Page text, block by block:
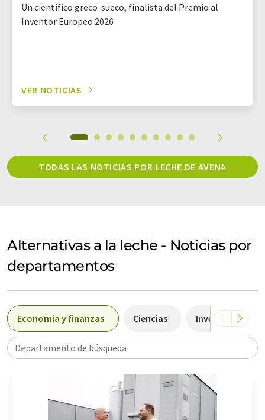
Un científico greco-sueco, finalista del Premio al
Inventor Europeo 2026
VER NOTICIAS
TODAS LAS NOTICIAS POR LECHE DE AVENA
Alternativas a la leche - Noticias por
departamentos
Economía y finanzas Ciencias Investigación y
Departamento de búsqueda